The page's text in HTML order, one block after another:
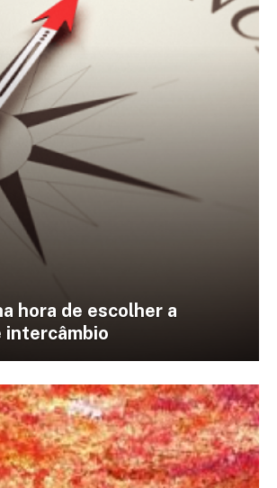
hora de escolher a
intercâmbio